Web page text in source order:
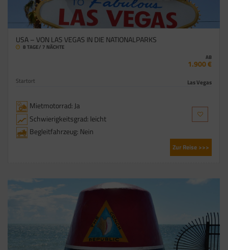
USA – VON LAS VEGAS IN DIE NATIONALPARKS
8 TAGE/ 7 NÄCHTE
AB
1.900 €
Startort Las Vegas
Mietmotorrad: Ja
Schwierigkeitsgrad: leicht
Begleitfahrzeug: Nein
Zur Reise >>>